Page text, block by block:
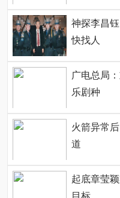
神探李昌
快找人
广电总局
乐剧种
火箭异常
道
起底章莹
目标